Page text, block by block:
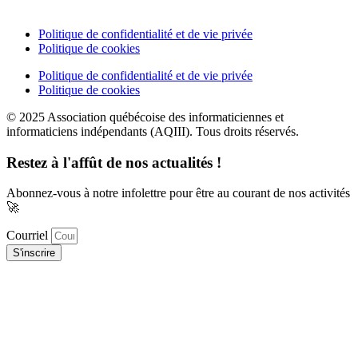
Politique de confidentialité et de vie privée
Politique de cookies
Politique de confidentialité et de vie privée
Politique de cookies
© 2025 Association québécoise des informaticiennes et
informaticiens indépendants (AQIII). Tous droits réservés.
Restez à l'affût de nos actualités !
Abonnez-vous à notre infolettre pour être au courant de nos activités
🚀
Courriel
S'inscrire